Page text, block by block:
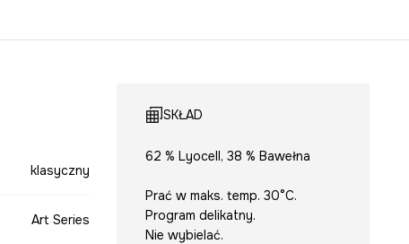
klasyczny
Art Series
SKŁAD
62 % Lyocell, 38 % Bawełna
Prać w maks. temp. 30°C.
Program delikatny.
Nie wybielać.